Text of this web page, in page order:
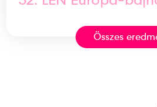
Medencés 200m pillangó
Összes